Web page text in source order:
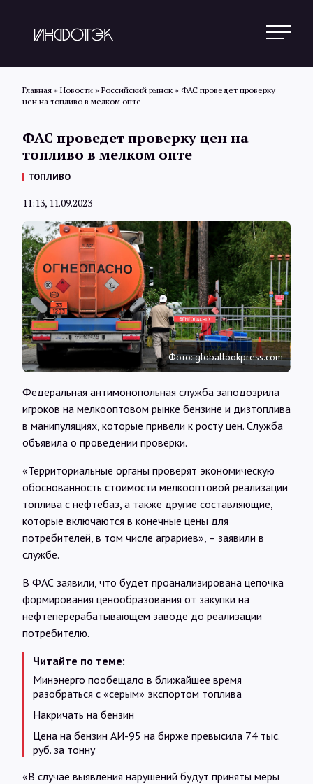
Статьи
Обзоры
Интервью
Карты
О нас
@Infotek_Russia
Главная » Новости » Российский рынок » ФАС проведет проверку
цен на топливо в мелком опте
ФАС проведет проверку цен на
топливо в мелком опте
ТОПЛИВО
11:13, 11.09.2023
Фото: globallookpress.com
Федеральная антимонопольная служба заподозрила
игроков на мелкооптовом рынке бензине и дизтоплива
в манипуляциях, которые привели к росту цен. Служба
объявила о проведении проверки.
«Территориальные органы проверят экономическую
обоснованность стоимости мелкооптовой реализации
топлива с нефтебаз, а также другие составляющие,
которые включаются в конечные цены для
потребителей, в том числе аграриев», – заявили в
службе.
В ФАС заявили, что будет проанализирована цепочка
формирования ценообразования от закупки на
нефтеперерабатывающем заводе до реализации
потребителю.
Читайте по теме:
Минэнерго пообещало в ближайшее время
разобраться с «серым» экспортом топлива
Накричать на бензин
Цена на бензин АИ-95 на бирже превысила 74 тыс.
руб. за тонну
«В случае выявления нарушений будут приняты меры